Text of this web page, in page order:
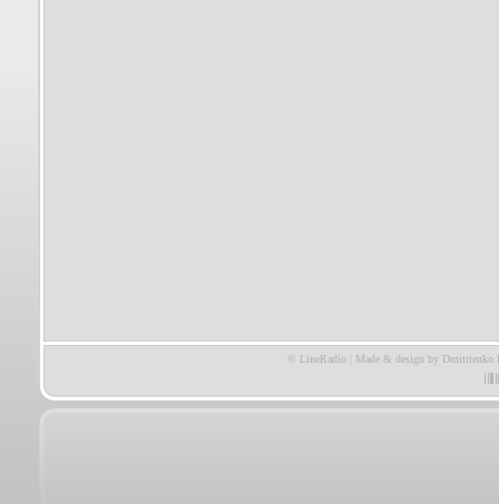
© LineRadio | Made & design by Dmitrienko